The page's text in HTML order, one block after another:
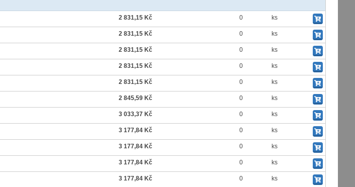
2 831,15 Kč 0 ks
2 831,15 Kč 0 ks
2 831,15 Kč 0 ks
2 831,15 Kč 0 ks
2 831,15 Kč 0 ks
2 845,59 Kč 0 ks
3 033,37 Kč 0 ks
3 177,84 Kč 0 ks
3 177,84 Kč 0 ks
3 177,84 Kč 0 ks
3 177,84 Kč 0 ks